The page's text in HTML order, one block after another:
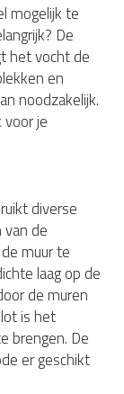
mogelijk te
De
het vocht de
en
noodzakelijk.
voor je
diverse
de
muur te
laag op de
de muren
is het
brengen. De
er geschikt